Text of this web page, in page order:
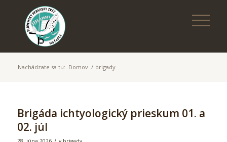
Nachádzate sa tu: Domov / brigady
Brigáda ichtyologický prieskum 01. a
02. júl